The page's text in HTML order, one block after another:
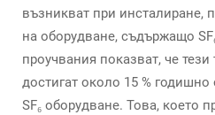
възникват при
на оборудване, съдържащо
проучвания показват, че
достигат около 15 %
SF₆ оборудване. Това, което